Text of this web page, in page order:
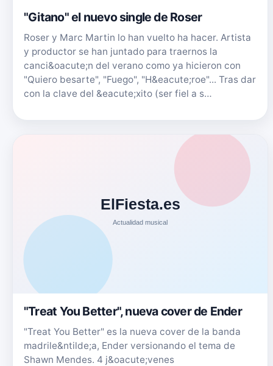
"Gitano" el nuevo single de Roser
Roser y Marc Martin lo han vuelto ha hacer. Artista
y productor se han juntado para traernos la
canci&oacute;n del verano como ya hicieron con
"Quiero besarte", "Fuego", "H&eacute;roe"... Tras dar
con la clave del &eacute;xito (ser fiel a s…
"Treat You Better", nueva cover de Ender
"Treat You Better" es la nueva cover de la banda
madrile&ntilde;a, Ender versionando el tema de
Shawn Mendes. 4 j&oacute;venes